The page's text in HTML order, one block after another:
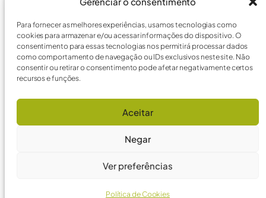
Para fornecer as melhores experiências, usamos tecnologias como
cookies para armazenar e/ou acessar informações do dispositivo. O
consentimento para essas tecnologias nos permitirá processar dados
como comportamento de navegação ou IDs exclusivos neste site. Não
consentir ou retirar o consentimento pode afetar negativamente certos
recursos e funções.
Aceitar
Negar
Ver preferências
Política de Cookies